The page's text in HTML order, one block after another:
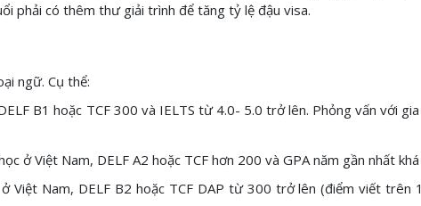
phải có thêm thư giải trình để tăng tỷ lệ đậu visa.
ngữ. Cụ thể:
B1 hoặc TCF 300 và IELTS từ 4.0- 5.0 trở lên. Phỏng vấn với
ở Việt Nam, DELF A2 hoặc TCF hơn 200 và GPA năm gần nhất
Nam, DELF B2 hoặc TCF DAP từ 300 trở lên (điểm viết trên